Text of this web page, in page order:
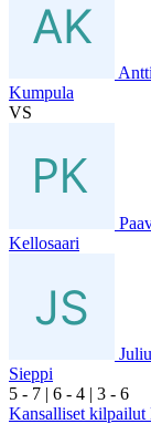
Antti
Kumpula
VS
Kellosaari
Sieppi
5 - 7 | 6 - 4 | 3 - 6
Kansalliset